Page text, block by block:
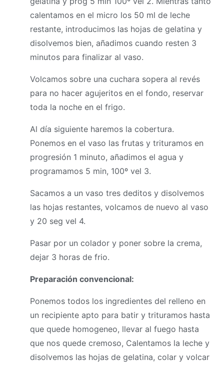
calentamos en el micro los 50 ml de leche
restante, introducimos las hojas de gelatina y
disolvemos bien, añadimos cuando resten 3
minutos para finalizar al vaso.
Volcamos sobre una cuchara sopera al revés
para no hacer agujeritos en el fondo, reservar
toda la noche en el frigo.
Al día siguiente haremos la cobertura.
Ponemos en el vaso las frutas y trituramos en
progresión 1 minuto, añadimos el agua y
programamos 5 min, 100º vel 3.
Sacamos a un vaso tres deditos y disolvemos
las hojas restantes, volcamos de nuevo al vaso
y 20 seg vel 4.
Pasar por un colador y poner sobre la crema,
dejar 3 horas de frio.
Preparación convencional:
Ponemos todos los ingredientes del relleno en
un recipiente apto para batir y trituramos hasta
que quede homogeneo, llevar al fuego hasta
que nos quede cremoso, Calentamos la leche y
disolvemos las hojas de gelatina, colar y volcar